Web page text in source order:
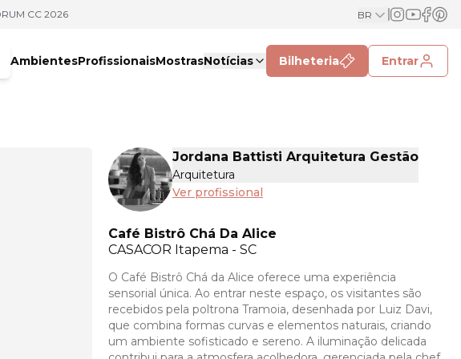
CC 2026 BR
AmbientesProfissionaisMostrasNotícias Bilheteria Entrar
Jordana Battisti Arquitetura Gestão
Arquitetura
Ver profissional
Café Bistrô Chá Da Alice
CASACOR Itapema - SC
O Café Bistrô Chá da Alice oferece uma experiência
sensorial única. Ao entrar neste espaço, os visitantes são
recebidos pela poltrona Tramoia, desenhada por Luiz Davi,
que combina formas curvas e elementos naturais, criando
um ambiente sofisticado e sereno. A iluminação delicada